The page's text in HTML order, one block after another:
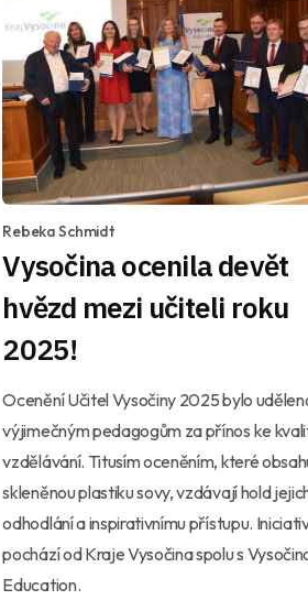
Rebeka Schmidt
Vysočina ocenila devět
hvězd mezi učiteli roku
2025!
Ocenění Učitel Vysočiny 2025 bylo
výjimečným pedagogům za přínos ke
vzdělávání. Titusím oceněním, které
skleněnou plastiku sovy, vzdávají hold
odhodlání a inspirativnímu přístupu.
pochází od Kraje Vysočina spolu s
Education.